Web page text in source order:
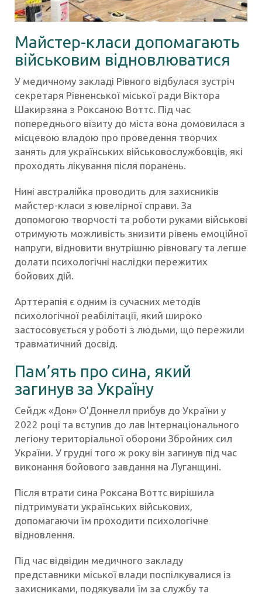
Майстер-класи допомагають
військовим відновлюватися
У медичному закладі Рівного відбулася зустріч
секретаря Рівненської міської ради Віктора
Шакирзяна з Роксаною Воттс. Під час
попереднього візиту до міста вона домовилася з
місцевою владою про проведення творчих
занять для українських військовослужбовців, які
проходять лікування після поранень.
Нині австралійка проводить для захисників
майстер-класи з ювелірної справи. За
допомогою творчості та роботи руками військові
отримують можливість знизити рівень емоційної
напруги, відновити внутрішню рівновагу та легше
долати психологічні наслідки пережитих
бойових дій.
Арттерапія є одним із сучасних методів
психологічної реабілітації, який широко
застосовується у роботі з людьми, що пережили
травматичний досвід.
Пам’ять про сина, який
загинув за Україну
Сейдж «Дон» О’Доннелл прибув до України у
2022 році та вступив до лав Інтернаціонального
легіону територіальної оборони Збройних сил
України. У грудні того ж року він загинув під час
виконання бойового завдання на Луганщині.
Після втрати сина Роксана Воттс вирішила
підтримувати українських військових,
допомагаючи їм проходити психологічне
відновлення.
Під час відвідин медичного закладу
представники міської влади поспілкувалися із
захисниками, подякували їм за службу та